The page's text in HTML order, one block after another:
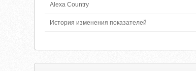
Alexa Country
История изменения показателей